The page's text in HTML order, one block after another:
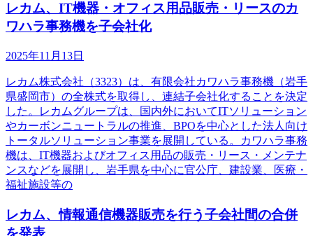
レカム、IT機器・オフィス用品販売・リースのカ
ワハラ事務機を子会社化
2025年11月13日
レカム株式会社（3323）は、有限会社カワハラ事務機（岩手
県盛岡市）の全株式を取得し、連結子会社化することを決定
した。レカムグループは、国内外においてITソリューション
やカーボンニュートラルの推進、BPOを中心とした法人向け
トータルソリューション事業を展開している。カワハラ事務
機は、IT機器およびオフィス用品の販売・リース・メンテナ
ンスなどを展開し、岩手県を中心に官公庁、建設業、医療・
福祉施設等の
レカム、情報通信機器販売を行う子会社間の合併
を発表